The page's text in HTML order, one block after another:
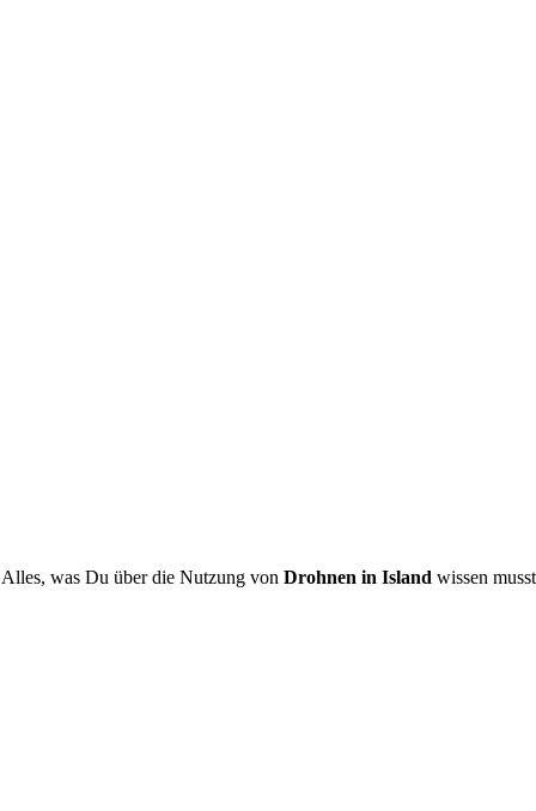
Alles, was Du über die Nutzung von Drohnen in Islandwissen musst